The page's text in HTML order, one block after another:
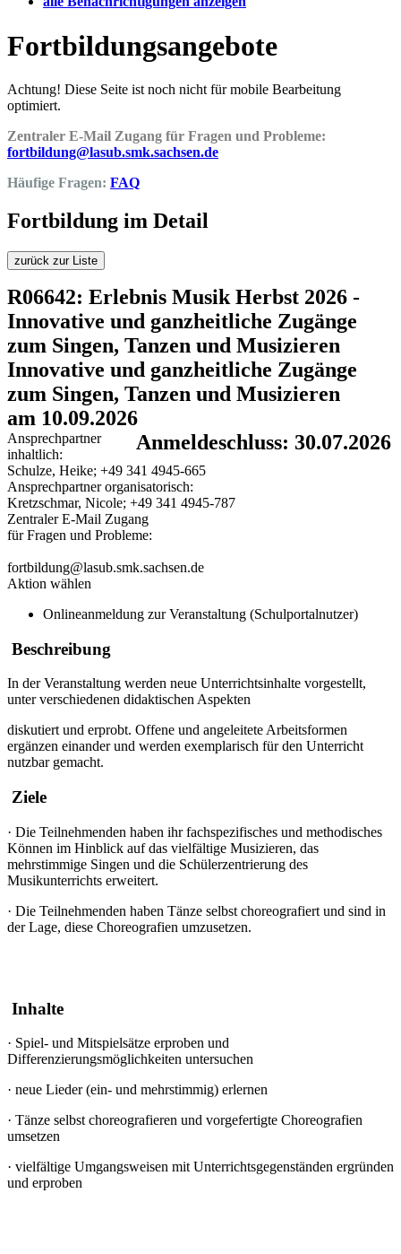
Fortbildungsangebote
Achtung! Diese Seite ist noch nicht für mobile Bearbeitung
optimiert.
Zentraler E-Mail Zugang für Fragen und Probleme:
fortbildung@lasub.smk.sachsen.de
Häufige Fragen: FAQ
Fortbildung im Detail
zurück zur Liste
R06642: Erlebnis Musik Herbst 2026 -
Innovative und ganzheitliche Zugänge
zum Singen, Tanzen und Musizieren
Innovative und ganzheitliche Zugänge
zum Singen, Tanzen und Musizieren
am 10.09.2026
Anmeldeschluss: 30.07.2026
Ansprechpartner
inhaltlich:
Schulze, Heike; +49 341 4945-665
Ansprechpartner organisatorisch:
Kretzschmar, Nicole; +49 341 4945-787
Zentraler E-Mail Zugang
für Fragen und Probleme:
fortbildung@lasub.smk.sachsen.de
Aktion wählen
Onlineanmeldung zur Veranstaltung (Schulportalnutzer)
Beschreibung
In der Veranstaltung werden neue Unterrichtsinhalte vorgestellt,
unter verschiedenen didaktischen Aspekten
diskutiert und erprobt. Offene und angeleitete Arbeitsformen
ergänzen einander und werden exemplarisch für den Unterricht
nutzbar gemacht.
Ziele
· Die Teilnehmenden haben ihr fachspezifisches und methodisches
Können im Hinblick auf das vielfältige Musizieren, das
mehrstimmige Singen und die Schülerzentrierung des
Musikunterrichts erweitert.
· Die Teilnehmenden haben Tänze selbst choreografiert und sind in
der Lage, diese Choreografien umzusetzen.
Inhalte
· Spiel- und Mitspielsätze erproben und
Differenzierungsmöglichkeiten untersuchen
· neue Lieder (ein- und mehrstimmig) erlernen
· Tänze selbst choreografieren und vorgefertigte Choreografien
umsetzen
· vielfältige Umgangsweisen mit Unterrichtsgegenständen ergründen
und erproben